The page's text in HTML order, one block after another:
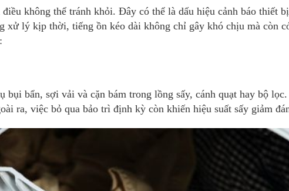
điều không thể tránh khỏi. Đây có thể là dấu hiệu cảnh báo thiết
xử lý kịp thời, tiếng ồn kéo dài không chỉ gây khó chịu mà còn
bẩn, sợi vải và cặn bám trong lồng sấy, cánh quạt hay bộ
ra, việc bỏ qua bảo trì định kỳ còn khiến hiệu suất sấy giảm